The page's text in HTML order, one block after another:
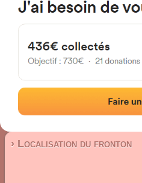
37640
Plaza
Fronton
Localisation|Photos|
› Localisation du fronton